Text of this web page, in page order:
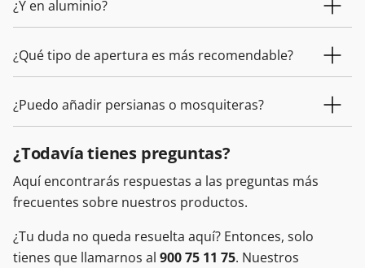
¿Y en aluminio?
¿Qué tipo de apertura es más recomendable?
¿Puedo añadir persianas o mosquiteras?
¿Todavía tienes preguntas?
Aquí encontrarás respuestas a las preguntas más
frecuentes sobre nuestros productos.
¿Tu duda no queda resuelta aquí? Entonces, solo
tienes que llamarnos al 900 75 11 75. Nuestros